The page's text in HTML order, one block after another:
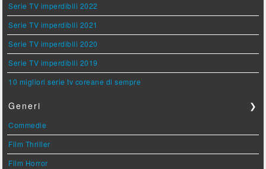
Serie TV imperdibili 2022
Serie TV imperdibili 2021
Serie TV imperdibili 2020
Serie TV imperdibili 2019
10 migliori serie tv coreane di sempre
Generi ❯
Commedie
Film Thriller
Film Horror